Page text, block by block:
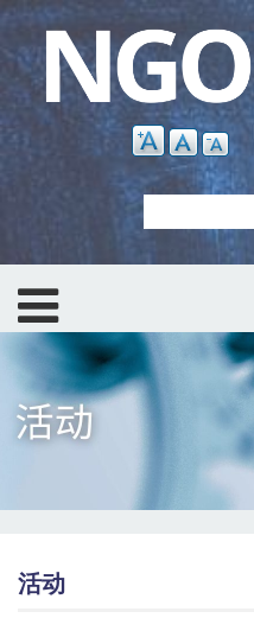
Skip
main
content
活动